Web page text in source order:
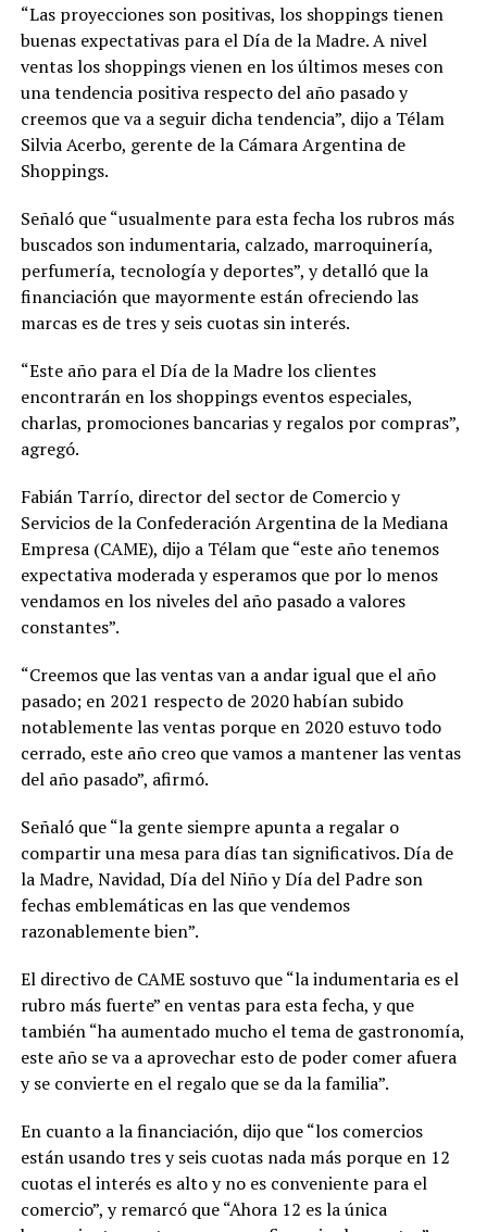
“Las proyecciones son positivas, los shoppings tienen
buenas expectativas para el Día de la Madre. A nivel
ventas los shoppings vienen en los últimos meses con
una tendencia positiva respecto del año pasado y
creemos que va a seguir dicha tendencia”, dijo a Télam
Silvia Acerbo, gerente de la Cámara Argentina de
Shoppings.
Señaló que “usualmente para esta fecha los rubros más
buscados son indumentaria, calzado, marroquinería,
perfumería, tecnología y deportes”, y detalló que la
financiación que mayormente están ofreciendo las
marcas es de tres y seis cuotas sin interés.
“Este año para el Día de la Madre los clientes
encontrarán en los shoppings eventos especiales,
charlas, promociones bancarias y regalos por compras”,
agregó.
Fabián Tarrío, director del sector de Comercio y
Servicios de la Confederación Argentina de la Mediana
Empresa (CAME), dijo a Télam que “este año tenemos
expectativa moderada y esperamos que por lo menos
vendamos en los niveles del año pasado a valores
constantes”.
“Creemos que las ventas van a andar igual que el año
pasado; en 2021 respecto de 2020 habían subido
notablemente las ventas porque en 2020 estuvo todo
cerrado, este año creo que vamos a mantener las ventas
del año pasado”, afirmó.
Señaló que “la gente siempre apunta a regalar o
compartir una mesa para días tan significativos. Día de
la Madre, Navidad, Día del Niño y Día del Padre son
fechas emblemáticas en las que vendemos
razonablemente bien”.
El directivo de CAME sostuvo que “la indumentaria es el
rubro más fuerte” en ventas para esta fecha, y que
también “ha aumentado mucho el tema de gastronomía,
este año se va a aprovechar esto de poder comer afuera
y se convierte en el regalo que se da la familia”.
En cuanto a la financiación, dijo que “los comercios
están usando tres y seis cuotas nada más porque en 12
cuotas el interés es alto y no es conveniente para el
comercio”, y remarcó que “Ahora 12 es la única